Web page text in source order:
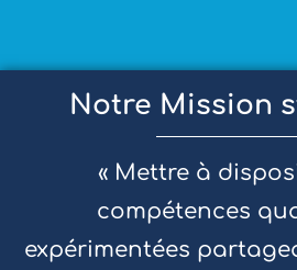
Notre Mission
« Mettre à
compétences
expérimentées